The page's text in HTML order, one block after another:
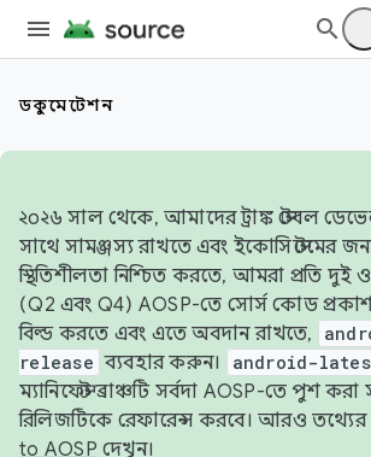
ডকুমেন্টেশন
২০২৬ সাল থেকে, আমাদের ট্রাঙ্ক স্টেবল
সাথে সামঞ্জস্য রাখতে এবং ইকোসিস্টেমের
স্থিতিশীলতা নিশ্চিত করতে, আমরা প্রতি দুই ও
(Q2 এবং Q4) AOSP-তে সোর্স কোড
বিল্ড করতে এবং এতে অবদান রাখতে,
release ব্যবহার করুন। android-
ম্যানিফেস্ট ব্রাঞ্চটি সর্বদা AOSP-তে পুশ করা
রিলিজটিকে রেফারেন্স করবে। আরও
to AOSP দেখুন।